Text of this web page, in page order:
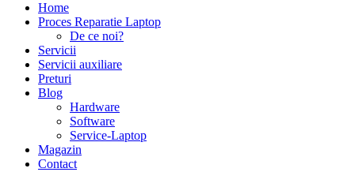
Home
Proces Reparatie Laptop
De ce noi?
Servicii
Servicii auxiliare
Preturi
Blog
Hardware
Software
Service-Laptop
Magazin
Contact